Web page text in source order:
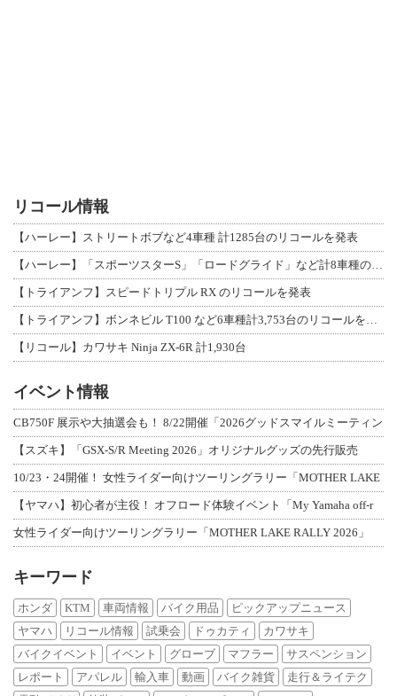
リコール情報
【ハーレー】ストリートボブなど4車種 計1285台のリコールを発表
【トライアンフ】スピードトリプル RX のリコールを発表
【リコール】カワサキ Ninja ZX-6R 計1,930台
イベント情報
CB750F 展示や大抽選会も！ 8/22開催「2026グッドスマイルミーティン
【スズキ】「GSX-S/R Meeting 2026」オリジナルグッズの先行販売
10/23・24開催！ 女性ライダー向けツーリングラリー「MOTHER LAKE
【ヤマハ】初心者が主役！ オフロード体験イベント「My Yamaha off-r
女性ライダー向けツーリングラリー「MOTHER LAKE RALLY 2026」
キーワード
ホンダ KTM 車両情報 バイク用品
ピックアップニュース
ヤマハ
リコール情報 試乗会 ドゥカティ
カワサキ
バイクイベント
イベント グローブ マフラー
サスペンション
レポート
アパレル 輸入車 動画 バイク雑貨
走行＆ライテク